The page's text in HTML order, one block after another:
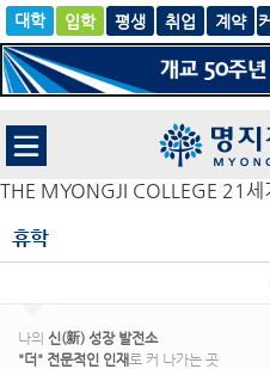
입학
글로
벌
평생 취업
THE MYONGJI COLLEGE 21세
휴학
나의 신(新) 성장 발전소
"더" 전문적인 인재로 커 나가는 곳